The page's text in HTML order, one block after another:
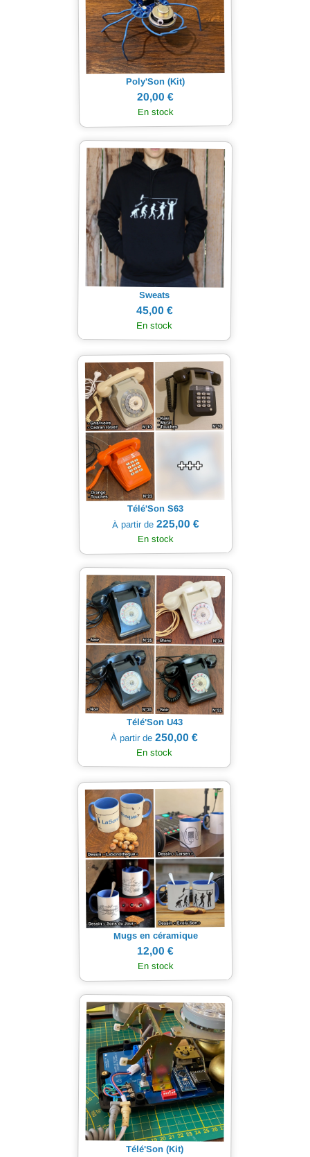
Poly'Son (Kit)
20,00 €
En stock
Sweats
45,00 €
En stock
Télé'Son S63
À partir de 225,00 €
En stock
Télé'Son U43
À partir de250,00 €
En stock
Mugs en céramique
12,00 €
En stock
Télé'Son (Kit)